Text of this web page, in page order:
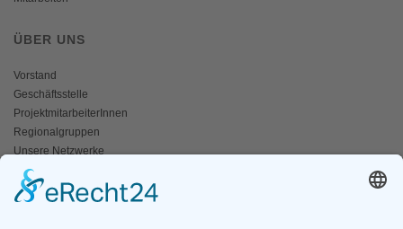
ÜBER UNS
Vorstand
Geschäftsstelle
ProjektmitarbeiterInnen
Regionalgruppen
Unsere Netzwerke
Historisches
Impressum/Kontakt